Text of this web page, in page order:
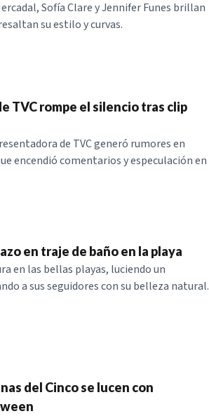
Sofía Clare y Jennifer Funes brillan
su estilo y curvas.
TVC rompe el silencio tras clip
de TVC generó rumores en
encendió comentarios y especulación en
en traje de baño en la playa
en las bellas playas, luciendo un
a sus seguidores con su belleza natural.
del Cinco se lucen con